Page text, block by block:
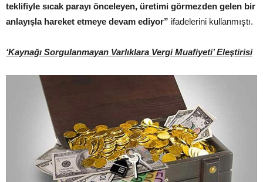
teklifiyle sıcak parayı önceleyen, üretimi görmezden gelen bir
anlayışla hareket etmeye devam ediyor” ifadelerini kullanmıştı.
‘Kaynağı Sorgulanmayan Varlıklara Vergi Muafiyeti’ Eleştirisi